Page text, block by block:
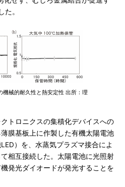
た。
機械的耐久性と熱安定性 出所：理
トロニクスの集積化デバイスへの
膜基板上に作製した有機太陽電池
）を、水蒸気プラズマ接合によ
相互接続した。太陽電池に光照射
発光ダイオードが発光することを